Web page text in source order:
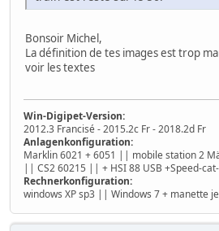
Bonsoir Michel,
La définition de tes images est trop
voir les textes
Win-Digipet-Version:
2012.3 Francisé - 2015.2c Fr - 2018.2d Fr
Anlagenkonfiguration:
Marklin 6021 + 6051 || mobile station 2
|| CS2 60215 || + HSI 88 USB +Speed-
Rechnerkonfiguration:
windows XP sp3 || Windows 7 + manette